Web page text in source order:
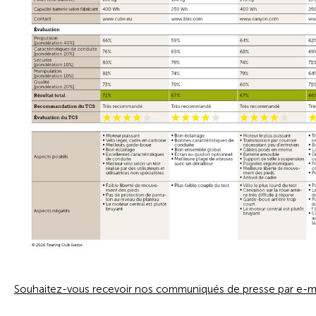
Souhaitez-vous recevoir nos communiqués de presse par e-